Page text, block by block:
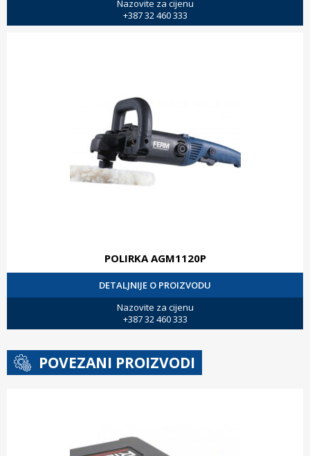
Nazovite za cijenu
+387 32 460 333
POLIRKA AGM1120P
DETALJNIJE O PROIZVODU
Nazovite za cijenu
+387 32 460 333
POVEZANI PROIZVODI